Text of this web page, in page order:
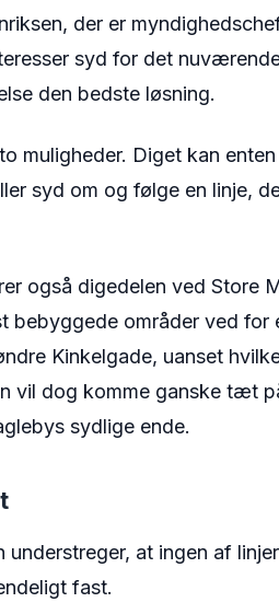
der er
syd for det
den bedste løsning.
muligheder. Diget kan
syd om og følge en linje,
også digedelen ved Store
bebyggede områder ved
Kinkelgade, uanset
vil dog komme ganske tæt
sydlige ende.
understreger, at ingen af
fast.